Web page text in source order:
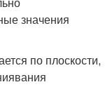
значения
по плоскости,